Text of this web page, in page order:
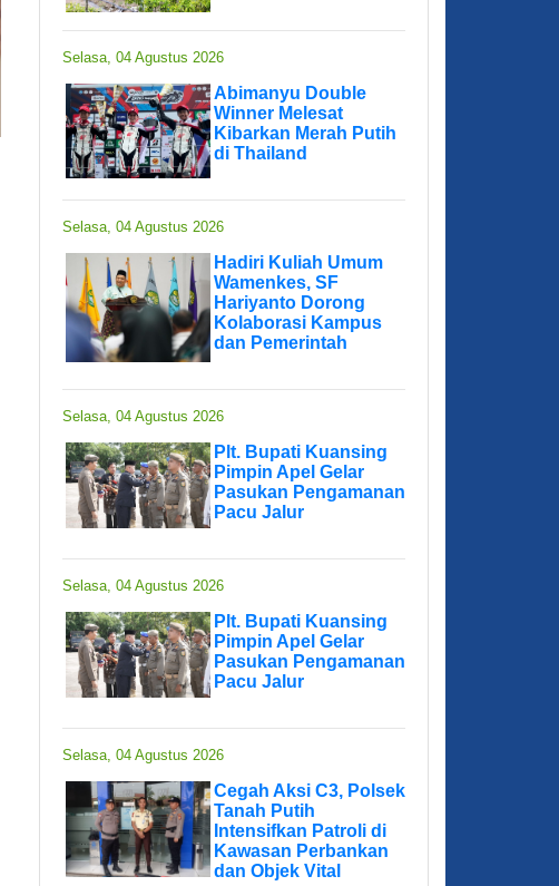
Selasa, 04 Agustus 2026
Abimanyu Double
Winner Melesat
Kibarkan Merah Putih
di Thailand
Selasa, 04 Agustus 2026
Hadiri Kuliah Umum
Wamenkes, SF
Hariyanto Dorong
Kolaborasi Kampus
dan Pemerintah
Selasa, 04 Agustus 2026
Plt. Bupati Kuansing
Pimpin Apel Gelar
Pasukan Pengamanan
Pacu Jalur
Selasa, 04 Agustus 2026
Plt. Bupati Kuansing
Pimpin Apel Gelar
Pasukan Pengamanan
Pacu Jalur
Selasa, 04 Agustus 2026
Cegah Aksi C3, Polsek
Tanah Putih
Intensifkan Patroli di
Kawasan Perbankan
dan Objek Vital